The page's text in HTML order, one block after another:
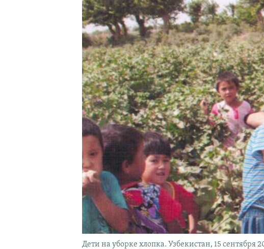
Дети на уборке хлопка. Узбекистан, 15 сентября